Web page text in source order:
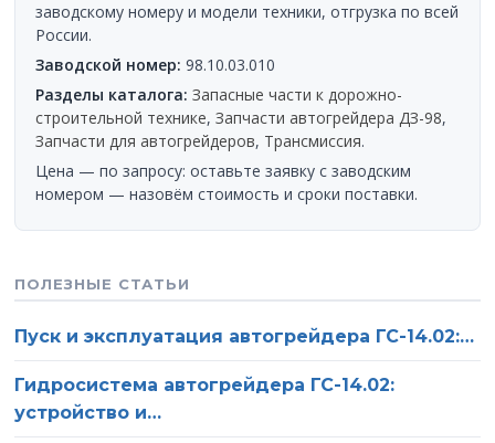
заводскому номеру и модели техники, отгрузка по всей
России.
Заводской номер: 98.10.03.010
Разделы каталога: Запасные части к дорожно-
строительной технике,Запчасти автогрейдера ДЗ-98,
Запчасти для автогрейдеров, Трансмиссия.
Цена — по запросу: оставьте заявку с заводским
номером — назовём стоимость и сроки поставки.
ПОЛЕЗНЫЕ СТАТЬИ
Пуск и эксплуатация автогрейдера ГС-14.02:…
Гидросистема автогрейдера ГС-14.02:
устройство и…